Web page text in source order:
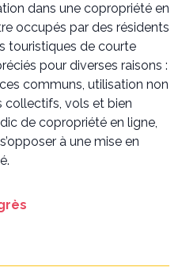
dans une copropriété en
occupés par des résidents
touristiques de courte
pour diverses raisons :
communs, utilisation non
vols et bien
de copropriété en ligne,
à une mise en